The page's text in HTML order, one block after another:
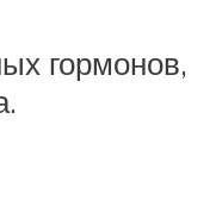
гормонов,